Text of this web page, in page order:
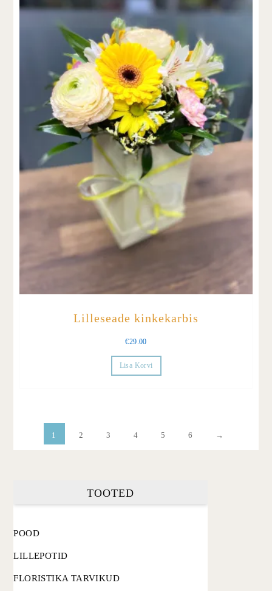
Lilleseade kinkekarbis
€29.00
Lisa Korvi
1 2 3 4 5 6 →
TOOTED
POOD
LILLEPOTID
FLORISTIKA TARVIKUD